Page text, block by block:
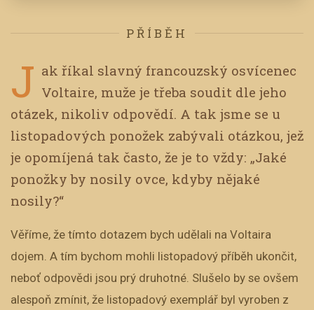
PŘÍBĚH
J ak říkal slavný francouzský osvícenec
Voltaire, muže je třeba soudit dle jeho
otázek, nikoliv odpovědí. A tak jsme se u
listopadových ponožek zabývali otázkou, jež
je opomíjená tak často, že je to vždy: „Jaké
ponožky by nosily ovce, kdyby nějaké
nosily?“
Věříme, že tímto dotazem bych udělali na Voltaira
dojem. A tím bychom mohli listopadový příběh ukončit,
neboť odpovědi jsou prý druhotné. Slušelo by se ovšem
alespoň zmínit, že listopadový exemplář byl vyroben z